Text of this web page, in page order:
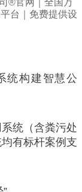
统构建智慧公
统（含粪污处
有标杆案例支